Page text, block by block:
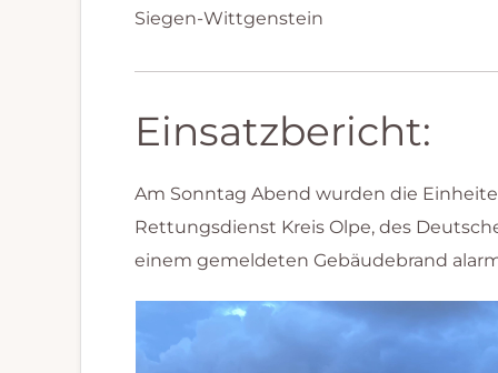
Siegen-Wittgenstein
Einsatzbericht:
Am Sonntag Abend wurden die
Rettungsdienst Kreis Olpe, des
einem gemeldeten Gebäudebrand